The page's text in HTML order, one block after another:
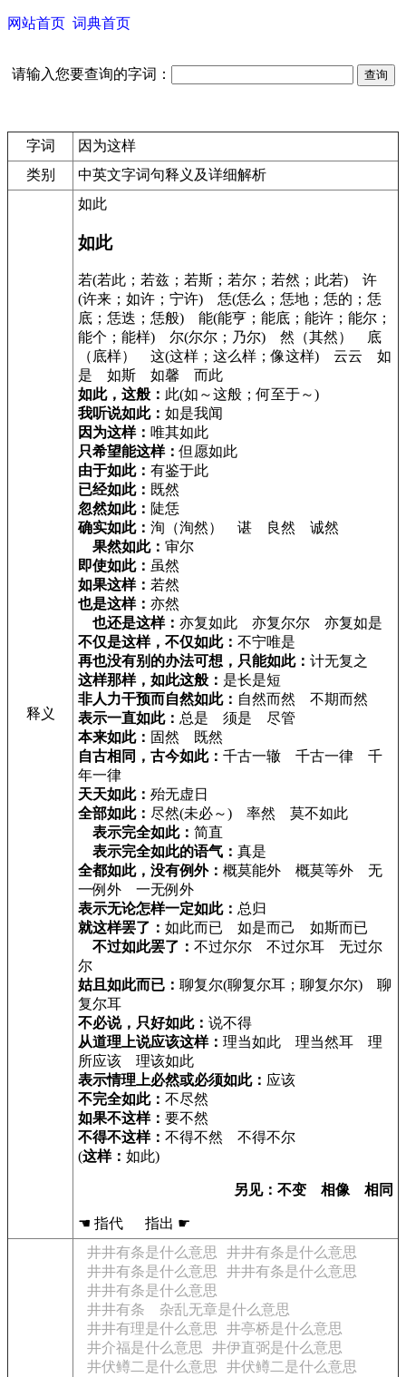
网站首页 词典首页
请输入您要查询的字词：
字词
因为这样
类别
中英文字词句释义及详细解析
释义
如此
如此
若(若此；若兹；若斯；若尔；若然；此若) 许
(许来；如许；宁许) 恁(恁么；恁地；恁的；恁
底；恁迭；恁般) 能(能亨；能底；能许；能尔；
能个；能样) 尔(尔尔；乃尔) 然（其然） 底
（底样） 这(这样；这么样；像这样) 云云 如
是 如斯 如馨 而此
如此，这般： 此(如～这般；何至于～)
我听说如此： 如是我闻
因为这样： 唯其如此
只希望能这样：但愿如此
由于如此： 有鉴于此
已经如此： 既然
忽然如此： 陡恁
确实如此： 洵（洵然） 谌 良然 诚然
果然如此： 审尔
即使如此： 虽然
如果这样： 若然
也是这样： 亦然
也还是这样： 亦复如此 亦复尔尔 亦复如是
不仅是这样，不仅如此： 不宁唯是
再也没有别的办法可想，只能如此： 计无复之
这样那样，如此这般： 是长是短
非人力干预而自然如此： 自然而然 不期而然
表示一直如此： 总是 须是 尽管
本来如此： 固然 既然
自古相同，古今如此： 千古一辙 千古一律 千
年一律
天天如此： 殆无虚日
全部如此： 尽然(未必～) 率然 莫不如此
表示完全如此： 简直
表示完全如此的语气： 真是
全都如此，没有例外： 概莫能外 概莫等外 无
一例外 一无例外
表示无论怎样一定如此： 总归
就这样罢了： 如此而已 如是而己 如斯而已
不过如此罢了： 不过尔尔 不过尔耳 无过尔
尔
姑且如此而已： 聊复尔(聊复尔耳；聊复尔尔) 聊
复尔耳
不必说，只好如此： 说不得
从道理上说应该这样： 理当如此 理当然耳 理
所应该 理该如此
表示情理上必然或必须如此： 应该
不完全如此： 不尽然
如果不这样： 要不然
不得不这样： 不得不然 不得不尔
(这样： 如此)
另见：不变 相像 相同
☚ 指代 指出 ☛
井井有条是什么意思
井井有条是什么意思
井井有条是什么意思
井井有条是什么意思
井井有条是什么意思
井井有条 杂乱无章是什么意思
井井有理是什么意思
井亭桥是什么意思
井介福是什么意思
井伊直弼是什么意思
井伏鳟二是什么意思
井伏鳟二是什么意思